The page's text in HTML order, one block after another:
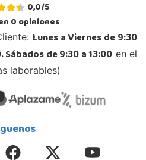
0,0/5
0opiniones
Lunes a Viernes de 9:30
Sábados de 9:30 a 13:00 en el
laborables)